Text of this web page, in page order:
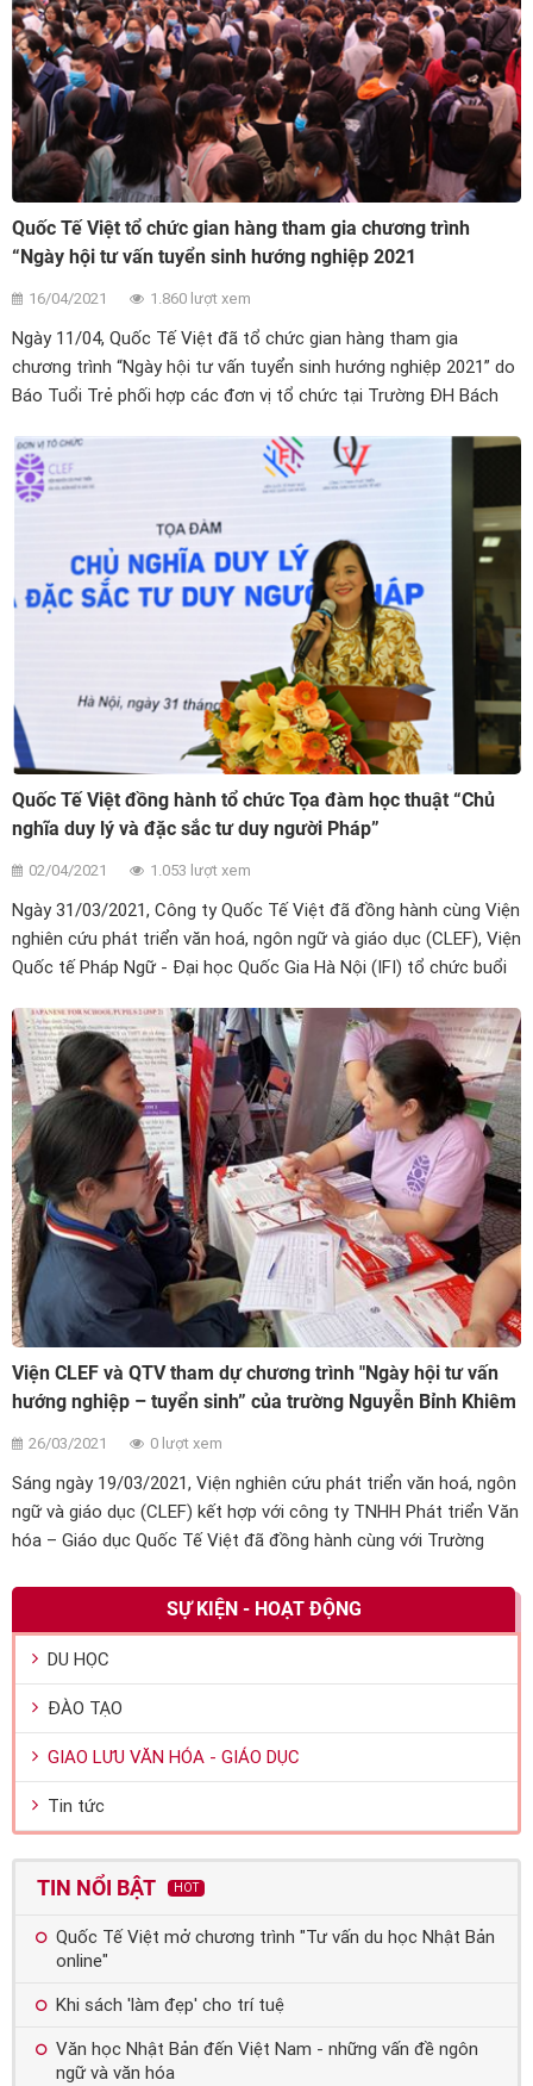
Quốc Tế Việt tổ chức gian hàng tham gia chương trình
“Ngày hội tư vấn tuyển sinh hướng nghiệp 2021
16/04/2021 1.860 lượt xem
Ngày 11/04, Quốc Tế Việt đã tổ chức gian hàng tham gia
chương trình “Ngày hội tư vấn tuyển sinh hướng nghiệp 2021” do
Báo Tuổi Trẻ phối hợp các đơn vị tổ chức tại Trường ĐH Bách
Quốc Tế Việt đồng hành tổ chức Tọa đàm học thuật “Chủ
nghĩa duy lý và đặc sắc tư duy người Pháp”
02/04/2021 1.053 lượt xem
Ngày 31/03/2021, Công ty Quốc Tế Việt đã đồng hành cùng Viện
nghiên cứu phát triển văn hoá, ngôn ngữ và giáo dục (CLEF), Viện
Quốc tế Pháp Ngữ - Đại học Quốc Gia Hà Nội (IFI) tổ chức buổi
Viện CLEF và QTV tham dự chương trình "Ngày hội tư vấn
hướng nghiệp – tuyển sinh” của trường Nguyễn Bỉnh Khiêm
26/03/2021 0 lượt xem
Sáng ngày 19/03/2021, Viện nghiên cứu phát triển văn hoá, ngôn
ngữ và giáo dục (CLEF) kết hợp với công ty TNHH Phát triển Văn
hóa – Giáo dục Quốc Tế Việt đã đồng hành cùng với Trường
Nguyễn Bỉnh Khiêm) và 19 cơ quan, trường học tham gia “Ngày
hội tư vấn hướng nghiệp – tuyển sinh” tại khuôn viên Trường, số
6 Trần Quốc Hoàn, Cầu Giấy, Hà Nội.
SỰ KIỆN - HOẠT ĐỘNG
DU HỌC
ĐÀO TẠO
GIAO LƯU VĂN HÓA - GIÁO DỤC
Tin tức
TIN NỔI BẬT HOT
Quốc Tế Việt mở chương trình "Tư vấn du học Nhật Bản
online"
Khi sách 'làm đẹp' cho trí tuệ
Văn học Nhật Bản đến Việt Nam - những vấn đề ngôn
ngữ và văn hóa